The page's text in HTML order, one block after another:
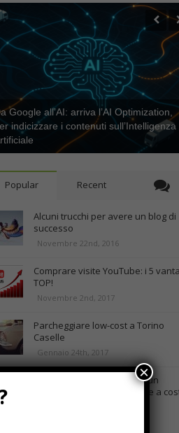
Google all’AI: arriva l’AI Optimization,
indicizzare i contenuti sull’Intelligenza
Popular Recent
Alcuni trucchi per avere un blog di
successo
Novembre 22nd, 2016
Comprare visite YouTube: i 5
TOP!
Novembre 2nd, 2017
Parcheggiare low-cost a Torino
Caselle
Gennaio 24th, 2017
Consigli per intraprendere un
business on-line efficiente e a
×